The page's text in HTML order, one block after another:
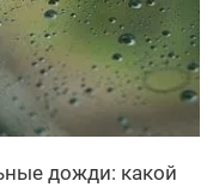
дожди: какой